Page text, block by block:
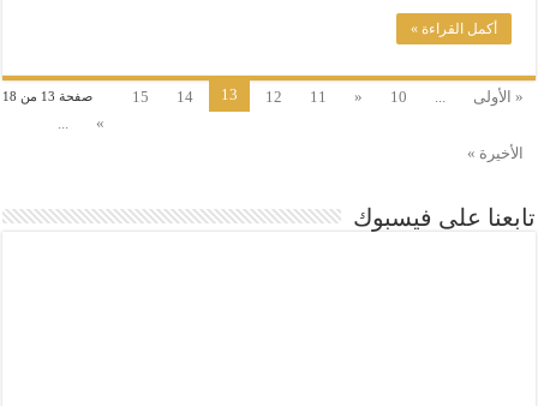
أكمل القراءة »
صفحة 13 من 18 « الأولى ...
10
«
11
12
13
14
15
»
...
الأخيرة »
تابعنا على فيسبوك